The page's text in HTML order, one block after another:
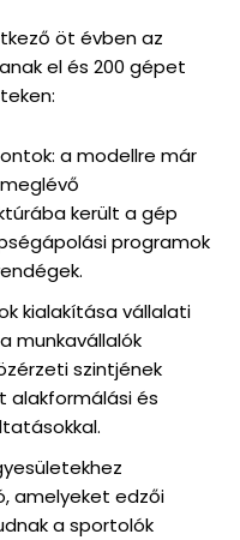
öt évben az
el és 200 gépet
a modellre már
került a gép
programok
kialakítása vállalati
munkavállalók
szintjének
alakformálási és
amelyeket edzői
a sportolók